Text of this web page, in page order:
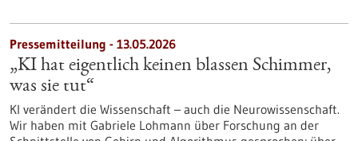
Pressemitteilung - 13.05.2026
„KI hat eigentlich keinen blassen Schimmer,
was sie tut“
KI verändert die Wissenschaft – auch die Neurowissenschaft.
Wir haben mit Gabriele Lohmann über Forschung an der